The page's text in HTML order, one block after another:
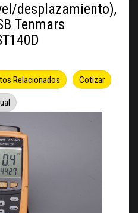
desplazamiento),
Tenmars
Cotizar
Relacionados